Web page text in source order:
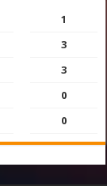
1
3
3
0
0